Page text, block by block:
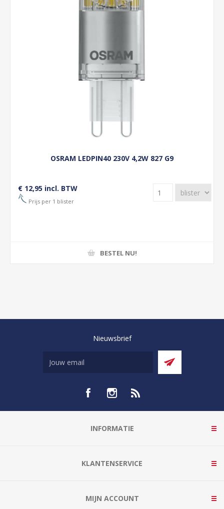
OSRAM LEDPIN40 230V 4,2W 827 G9
€ 12,95 incl. BTW
Prijs per 1 blister
BESTEL NU!
Nieuwsbrief
INFORMATIE
KLANTENSERVICE
MIJN ACCOUNT